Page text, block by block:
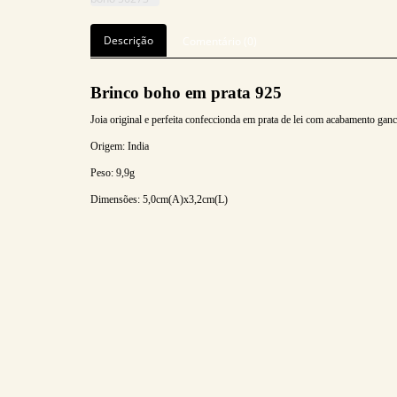
Descrição
Brinco boho em prata 925
Joia original e perfeita confeccionda em prata de lei com acabamento
Origem: India
Peso: 9,9g
Dimensões: 5,0cm(A)x3,2cm(L)